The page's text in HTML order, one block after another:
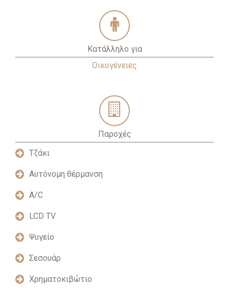
Κατάλληλο για
Οικογένειες
Παροχές
Τζάκι
Αυτόνομη θέρμανση
Α/C
LCD TV
Ψυγείο
Σεσουάρ
Χρηματοκιβώτιο